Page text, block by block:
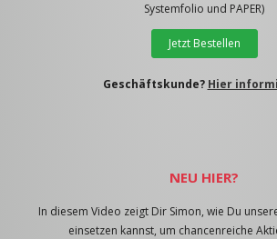
Systemfolio und PAPER)
Jetzt Bestellen
Geschäftskunde? Hier
NEU HIER?
In diesem Video zeigt Dir Simon, wie Du
einsetzen kannst, um chancenreiche